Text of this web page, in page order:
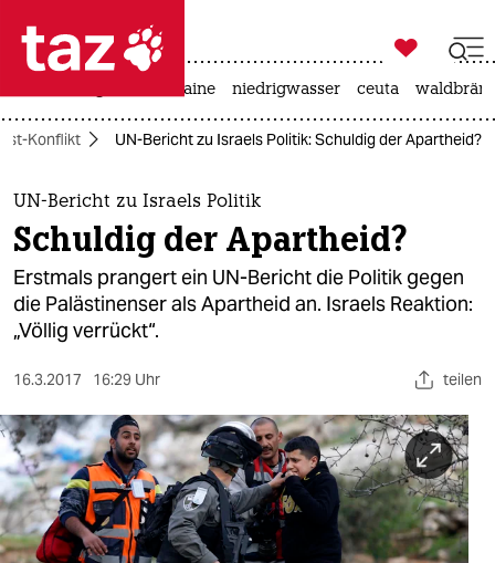
 taz zahl ich
taz zahl ich
themen
politik
öko
gesellschaft
sport
berlin
nord

taz zahl ich
krieg in der ukraine niedrigwasser ceuta
Konflikt UN-Bericht zu Israels Politik: Schuldig der Apartheid?
UN-Bericht zu Israels Politik
Schuldig der Apartheid?
Erstmals prangert ein UN-Bericht die Politik gegen
die Palästinenser als Apartheid an. Israels Reaktion:
„Völlig verrückt“.
16.3.2017 16:29 Uhr teilen